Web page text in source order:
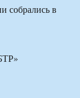
собрались в